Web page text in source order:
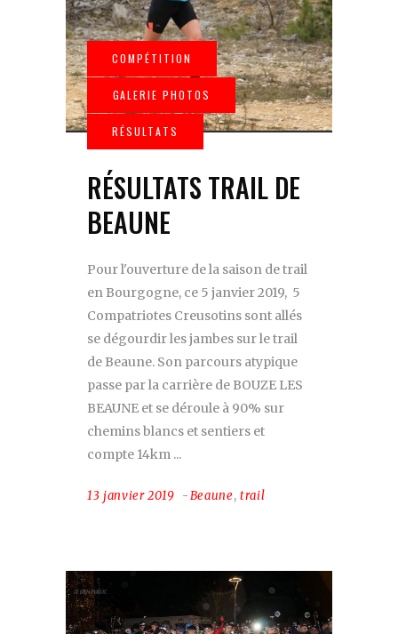
RÉSULTATS TRAIL DE
BEAUNE
Pour l'ouverture de la saison de trail
en Bourgogne, ce 5 janvier 2019, 5
Compatriotes Creusotins sont allés
se dégourdir les jambes sur le trail
de Beaune. Son parcours atypique
passe par la carrière de BOUZE LES
BEAUNE et se déroule à 90% sur
chemins blancs et sentiers et
compte 14km
13 janvier 2019 Beaune, trail